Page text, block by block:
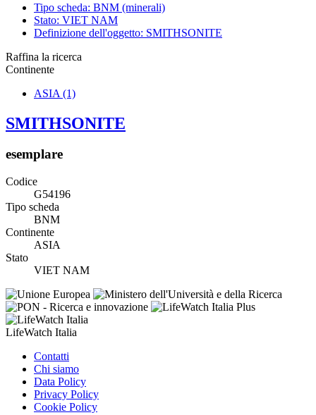
Tipo scheda: BNM (minerali)
Stato: VIET NAM
Definizione dell'oggetto: SMITHSONITE
Raffina la ricerca
Continente
ASIA (1)
SMITHSONITE
esemplare
Codice
G54196
Tipo scheda
BNM
Continente
ASIA
Stato
VIET NAM
LifeWatch Italia
Contatti
Chi siamo
Data Policy
Privacy Policy
Cookie Policy